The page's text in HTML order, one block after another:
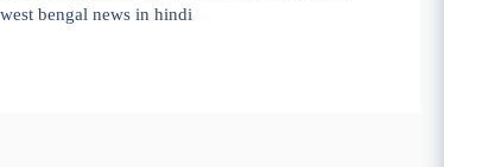
west bengal news in hindi